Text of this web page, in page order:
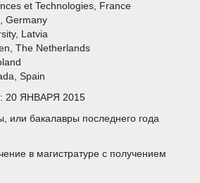
et Technologies, France
Germany
Latvia
The Netherlands
Spain
20 ЯНВАРЯ 2015
или бакалавры последнего года
в магистратуре с получением